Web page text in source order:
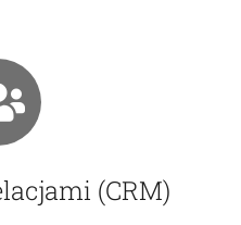
(CRM)